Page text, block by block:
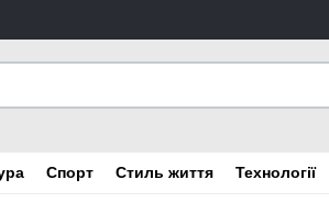
Спорт Стиль життя Технології